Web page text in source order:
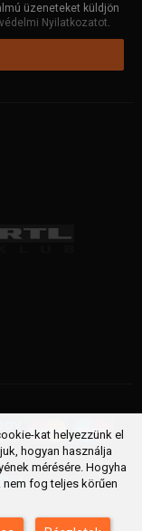
üzeneteket küldjön
Nyilatkozatot.
kat helyezzünk el
hogyan használja
mérésére. Hogyha
fog teljes körűen